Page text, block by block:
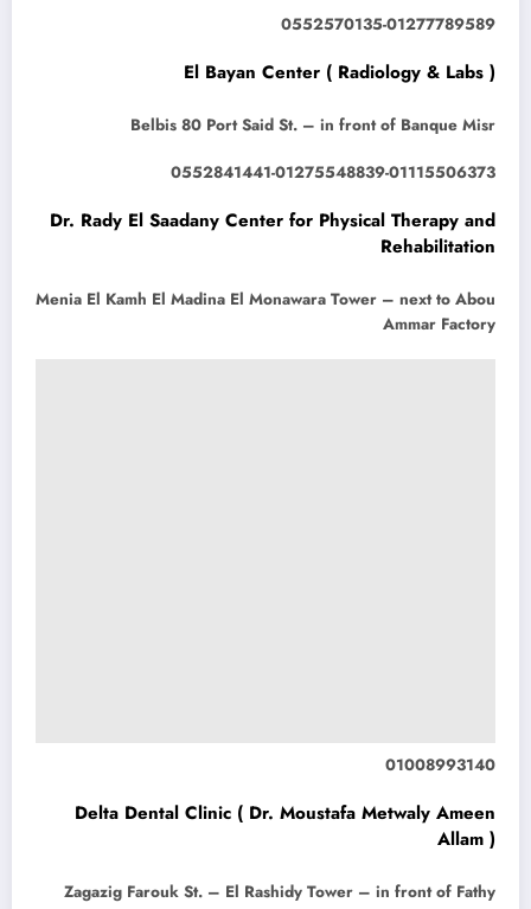
0552570135-01277789589
El Bayan Center ( Radiology & Labs )
Belbis 80 Port Said St. – in front of Banque Misr
0552841441-01275548839-01115506373
Dr. Rady El Saadany Center for Physical Therapy and
Rehabilitation
Menia El Kamh El Madina El Monawara Tower – next to Abou
Ammar Factory
01008993140
Delta Dental Clinic ( Dr. Moustafa Metwaly Ameen
Allam )
Zagazig Farouk St. – El Rashidy Tower – in front of Fathy